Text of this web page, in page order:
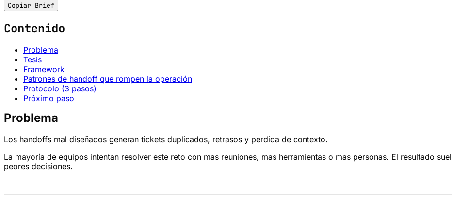
Copiar Brief
Contenido
Problema
Tesis
Framework
Patrones de handoff que rompen la operación
Protocolo (3 pasos)
Próximo paso
Problema
Los handoffs mal diseñados generan tickets duplicados, retrasos y perdida de contexto.
La mayoría de equipos intentan resolver este reto con mas reuniones, mas herramientas o mas personas. El resultado
peores decisiones.